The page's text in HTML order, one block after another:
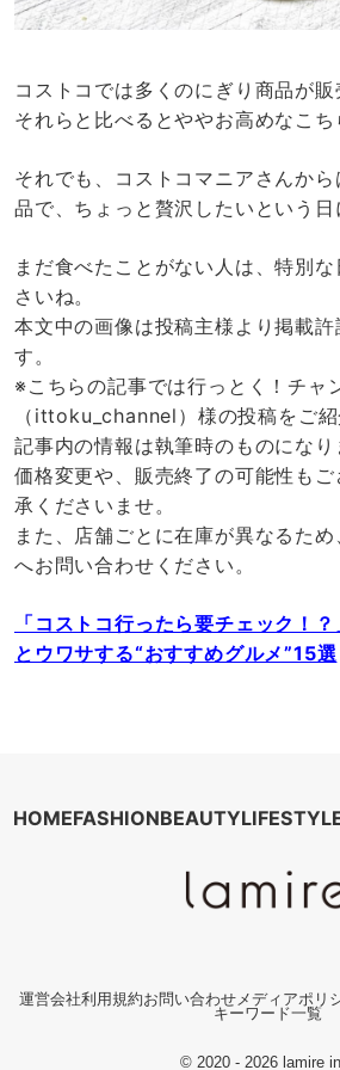
コストコでは多くのにぎり商品が販
それらと比べるとややお高めなこち
それでも、コストコマニアさんか
品で、ちょっと贅沢したいという
まだ食べたことがない人は、特別
さいね。
本文中の画像は投稿主様より掲載許
す。
※こちらの記事では行っとく！チャ
（ittoku_channel）様の投稿をご紹
記事内の情報は執筆時のものになり
価格変更や、販売終了の可能性も
承くださいませ。
また、店舗ごとに在庫が異なるた
へお問い合わせください。
「コストコ行ったら要チェック！
とウワサする“おすすめグルメ”15選
HOMEFASHIONBEAUTY
運営会社利用規約お問い合わせメディアポリ
キーワード一覧
© 2020 - 2026 lamire